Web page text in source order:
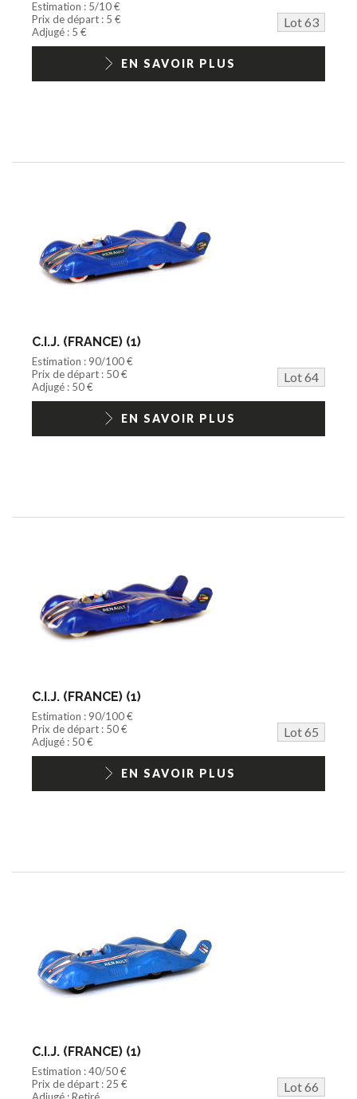
Estimation : 5/10 €
Prix de départ : 5 €
Lot 63
Adjugé : 5 €
EN SAVOIR PLUS
C.I.J. (FRANCE) (1)
Estimation : 90/100 €
Prix de départ : 50 €
Lot 64
Adjugé : 50 €
EN SAVOIR PLUS
C.I.J. (FRANCE) (1)
Estimation : 90/100 €
Prix de départ : 50 €
Lot 65
Adjugé : 50 €
EN SAVOIR PLUS
C.I.J. (FRANCE) (1)
Estimation : 40/50 €
Prix de départ : 25 €
Lot 66
Adjugé : Retiré